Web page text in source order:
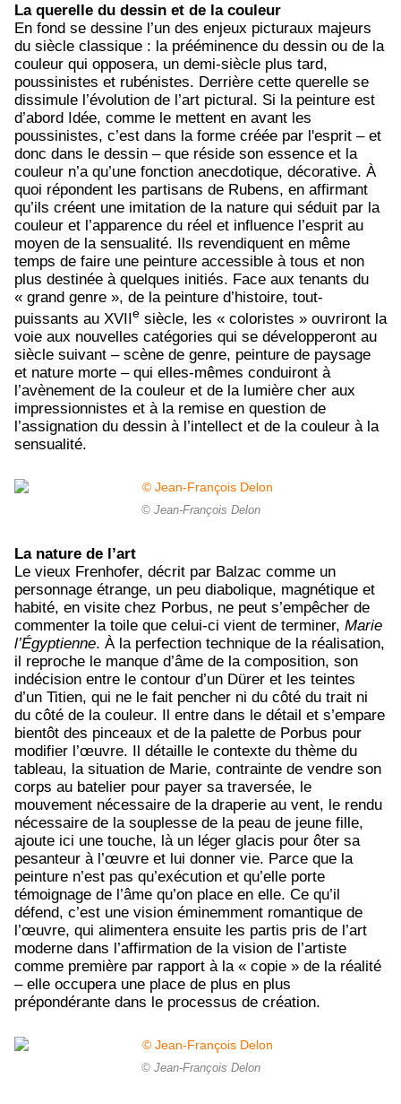
La querelle du dessin et de la couleur
En fond se dessine l’un des enjeux picturaux majeurs
du siècle classique : la prééminence du dessin ou de la
couleur qui opposera, un demi-siècle plus tard,
poussinistes et rubénistes. Derrière cette querelle se
dissimule l’évolution de l’art pictural. Si la peinture est
d’abord Idée, comme le mettent en avant les
poussinistes, c’est dans la forme créée par l'esprit – et
donc dans le dessin – que réside son essence et la
couleur n’a qu’une fonction anecdotique, décorative. À
quoi répondent les partisans de Rubens, en affirmant
qu’ils créent une imitation de la nature qui séduit par la
couleur et l’apparence du réel et influence l’esprit au
moyen de la sensualité. Ils revendiquent en même
temps de faire une peinture accessible à tous et non
plus destinée à quelques initiés. Face aux tenants du
« grand genre », de la peinture d’histoire, tout-
puissants au XVII e siècle, les « coloristes » ouvriront la
voie aux nouvelles catégories qui se développeront au
siècle suivant – scène de genre, peinture de paysage
et nature morte – qui elles-mêmes conduiront à
l’avènement de la couleur et de la lumière cher aux
impressionnistes et à la remise en question de
l’assignation du dessin à l’intellect et de la couleur à la
sensualité.
© Jean-François Delon
La nature de l’art
Le vieux Frenhofer, décrit par Balzac comme un
personnage étrange, un peu diabolique, magnétique et
habité, en visite chez Porbus, ne peut s’empêcher de
commenter la toile que celui-ci vient de terminer, Marie
l’Égyptienne. À la perfection technique de la réalisation,
il reproche le manque d’âme de la composition, son
indécision entre le contour d’un Dürer et les teintes
d’un Titien, qui ne le fait pencher ni du côté du trait ni
du côté de la couleur. Il entre dans le détail et s’empare
bientôt des pinceaux et de la palette de Porbus pour
modifier l’œuvre. Il détaille le contexte du thème du
tableau, la situation de Marie, contrainte de vendre son
corps au batelier pour payer sa traversée, le
mouvement nécessaire de la draperie au vent, le rendu
nécessaire de la souplesse de la peau de jeune fille,
ajoute ici une touche, là un léger glacis pour ôter sa
pesanteur à l’œuvre et lui donner vie. Parce que la
peinture n’est pas qu’exécution et qu’elle porte
témoignage de l’âme qu’on place en elle. Ce qu’il
défend, c’est une vision éminemment romantique de
l’œuvre, qui alimentera ensuite les partis pris de l’art
moderne dans l’affirmation de la vision de l’artiste
comme première par rapport à la « copie » de la réalité
– elle occupera une place de plus en plus
prépondérante dans le processus de création.
© Jean-François Delon